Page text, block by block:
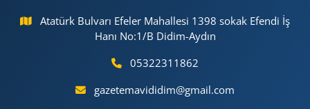
Atatürk Bulvarı Efeler Mahallesi 1398 sokak Efendi İş
Hanı No:1/B Didim-Aydın
05322311862
gazetemavididim@gmail.com